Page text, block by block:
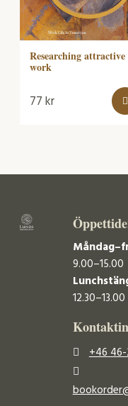
Researching attractive
work
77kr
9.00–15.00
12.30–13.00
+46